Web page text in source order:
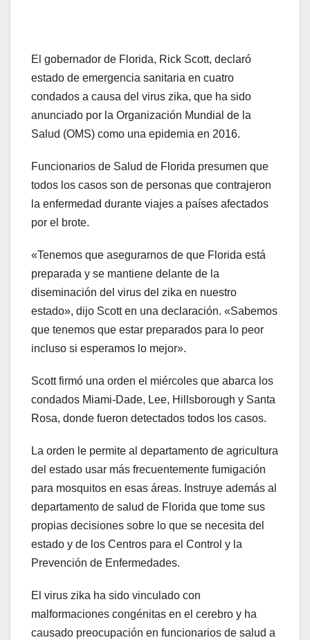
El gobernador de Florida, Rick Scott, declaró
estado de emergencia sanitaria en cuatro
condados a causa del virus zika, que ha sido
anunciado por la Organización Mundial de la
Salud (OMS) como una epidemia en 2016.
Funcionarios de Salud de Florida presumen que
todos los casos son de personas que contrajeron
la enfermedad durante viajes a países afectados
por el brote.
«Tenemos que asegurarnos de que Florida está
preparada y se mantiene delante de la
diseminación del virus del zika en nuestro
estado», dijo Scott en una declaración. «Sabemos
que tenemos que estar preparados para lo peor
incluso si esperamos lo mejor».
Scott firmó una orden el miércoles que abarca los
condados Miami-Dade, Lee, Hillsborough y Santa
Rosa, donde fueron detectados todos los casos.
La orden le permite al departamento de agricultura
del estado usar más frecuentemente fumigación
para mosquitos en esas áreas. Instruye además al
departamento de salud de Florida que tome sus
propias decisiones sobre lo que se necesita del
estado y de los Centros para el Control y la
Prevención de Enfermedades.
El virus zika ha sido vinculado con
malformaciones congénitas en el cerebro y ha
causado preocupación en funcionarios de salud a